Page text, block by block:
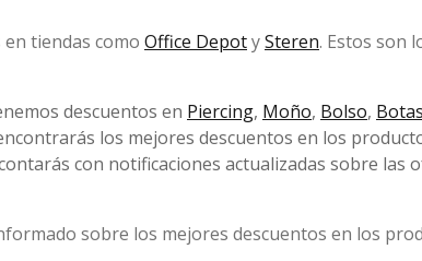
en tiendas como Office DepotySteren. Estos son
descuentos en Piercing, Moño, Bolso, Botas
los mejores descuentos en los
con notificaciones actualizadas sobre las
sobre los mejores descuentos en los